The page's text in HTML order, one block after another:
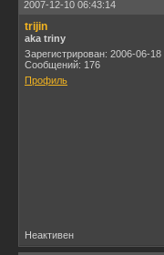
2007-12-10 06:43:14
trijin
aka triny
Зарегистрирован: 2006-06-18
Сообщений: 176
Профиль
Неактивен